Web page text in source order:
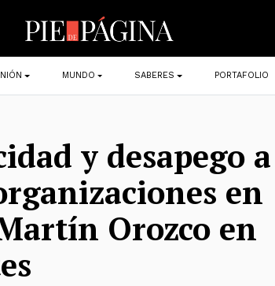
MUNDO SABERES PORTAFOLIO
y desapego
en
Orozco en